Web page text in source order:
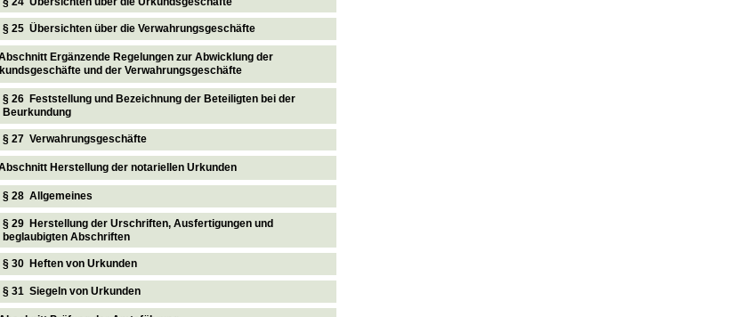
§ 25 Übersichten über die Verwahrungsgeschäfte
Ergänzende Regelungen zur Abwicklung der
und der Verwahrungsgeschäfte
§ 26 Feststellung und Bezeichnung der Beteiligten bei der
Beurkundung
§ 27 Verwahrungsgeschäfte
Herstellung der notariellen Urkunden
§ 28 Allgemeines
§ 29 Herstellung der Urschriften, Ausfertigungen und
beglaubigten Abschriften
§ 30 Heften von Urkunden
§ 31 Siegeln von Urkunden